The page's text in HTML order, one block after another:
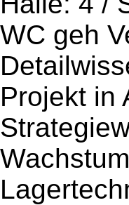
WC geh
Projekt in